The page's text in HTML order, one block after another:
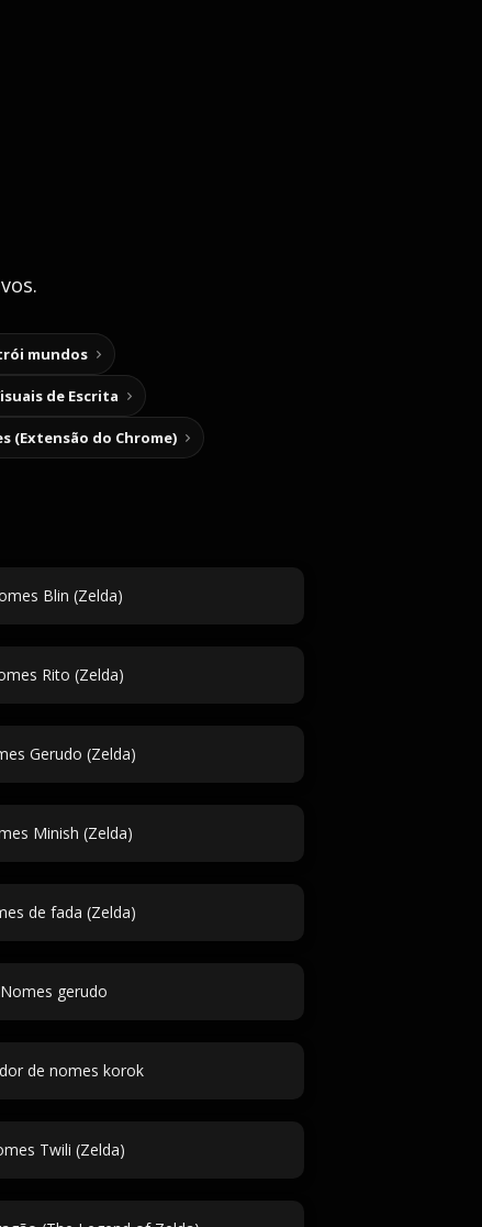
mundos
de Escrita
(Extensão do Chrome)
Blin (Zelda)
Rito (Zelda)
Gerudo (Zelda)
Minish (Zelda)
de fada (Zelda)
Nomes gerudo
de nomes korok
Twili (Zelda)